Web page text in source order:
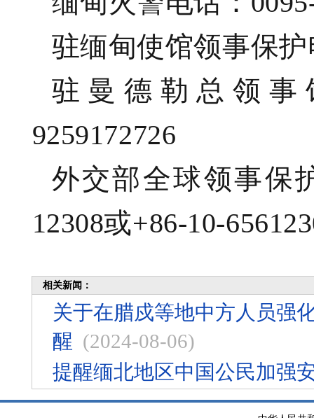
驻缅甸使馆领事保护
驻曼德勒总领事
9259172726
外交部全球领事保
12308或+86-10-
相关新闻：
关于在腊戍等地中方人员强
醒 (2024-08-06)
提醒缅北地区中国公民加强